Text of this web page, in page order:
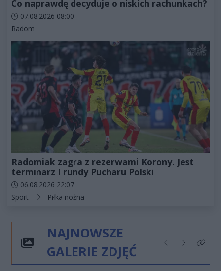
Co naprawdę decyduje o niskich rachunkach?
Data dodania artykułu:
07.08.2026 08:00
Kategorie artykułu:
Radom
Radomiak zagra z rezerwami Korony. Jest
terminarz I rundy Pucharu Polski
Data dodania artykułu:
06.08.2026 22:07
Kategorie artykułu:
Sport Piłka nożna
NAJNOWSZE
GALERIE ZDJĘĆ
Poprzednie
NastępneKliknij